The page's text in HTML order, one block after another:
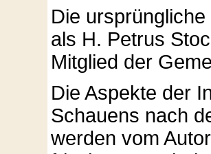
Die
als H. Petrus
Mitglied der
Die Aspekte der
Schauens nach
werden vom